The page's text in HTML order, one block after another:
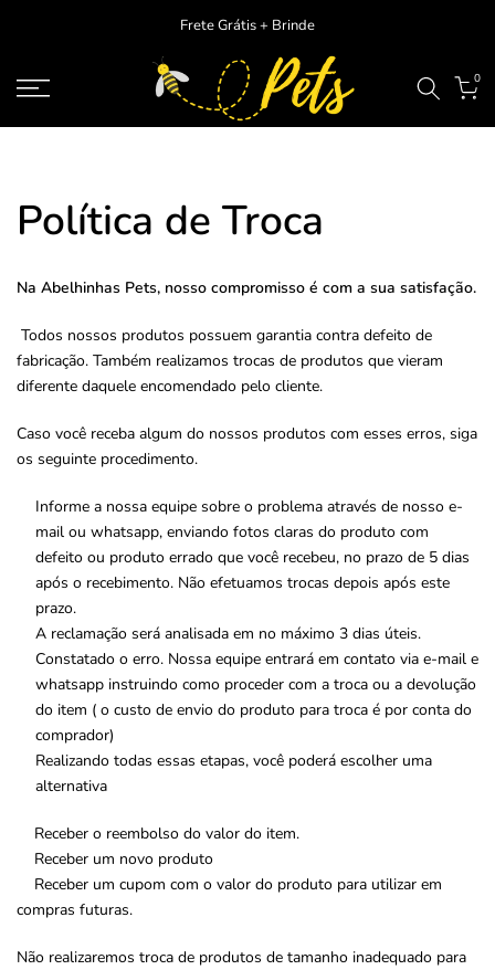
conteudo
Frete Grátis + Brinde
0
Política de Troca
Na Abelhinhas Pets, nosso compromisso é com a sua satisfação.
Todos nossos produtos possuem garantia contra defeito de
fabricação. Também realizamos trocas de produtos que vieram
diferente daquele encomendado pelo cliente.
Caso você receba algum do nossos produtos com esses erros, siga
os seguinte procedimento.
Informe a nossa equipe sobre o problema através de nosso e-
mail ou whatsapp, enviando fotos claras do produto com
defeito ou produto errado que você recebeu, no prazo de 5 dias
após o recebimento. Não efetuamos trocas depois após este
prazo.
A reclamação será analisada em no máximo 3 dias úteis.
Constatado o erro. Nossa equipe entrará em contato via e-mail e
whatsapp instruindo como proceder com a troca ou a devolução
do item ( o custo de envio do produto para troca é por conta do
comprador)
Realizando todas essas etapas, você poderá escolher uma
alternativa
Receber o reembolso do valor do item.
Receber um novo produto
Receber um cupom com o valor do produto para utilizar em
compras futuras.
Não realizaremos troca de produtos de tamanho inadequado para